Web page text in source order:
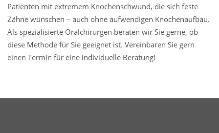
Patienten mit extremem Knochenschwund, die sich feste
Zähne wünschen – auch ohne aufwendigen Knochenaufbau.
Als spezialisierte Oralchirurgen beraten wir Sie gerne, ob
diese Methode für Sie geeignet ist. Vereinbaren Sie gern
einen Termin für eine individuelle Beratung!